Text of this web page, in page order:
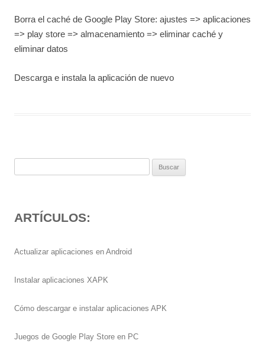
Borra el caché de Google Play Store: ajustes => aplicaciones
=> play store => almacenamiento => eliminar caché y
eliminar datos
Descarga e instala la aplicación de nuevo
ARTÍCULOS:
Actualizar aplicaciones en Android
Instalar aplicaciones XAPK
Cómo descargar e instalar aplicaciones APK
Juegos de Google Play Store en PC